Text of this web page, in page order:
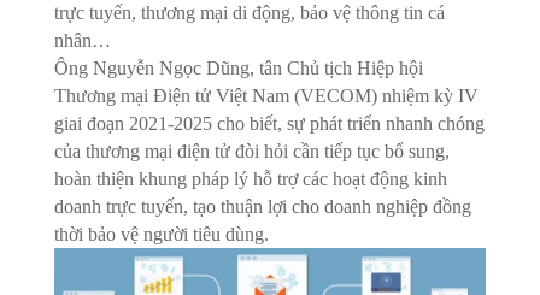
trực tuyến, thương mại di động, bảo vệ thông tin cá
nhân…
Ông Nguyễn Ngọc Dũng, tân Chủ tịch Hiệp hội
Thương mại Điện tử Việt Nam (VECOM) nhiệm kỳ IV
giai đoạn 2021-2025 cho biết, sự phát triển nhanh chóng
của thương mại điện tử đòi hỏi cần tiếp tục bổ sung,
hoàn thiện khung pháp lý hỗ trợ các hoạt động kinh
doanh trực tuyến, tạo thuận lợi cho doanh nghiệp đồng
thời bảo vệ người tiêu dùng.